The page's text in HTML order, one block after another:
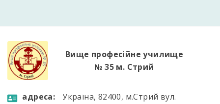
Вище професійне училище
№ 35 м. Стрий
aдресa:
Україна, 82400, м.Стрий вул.